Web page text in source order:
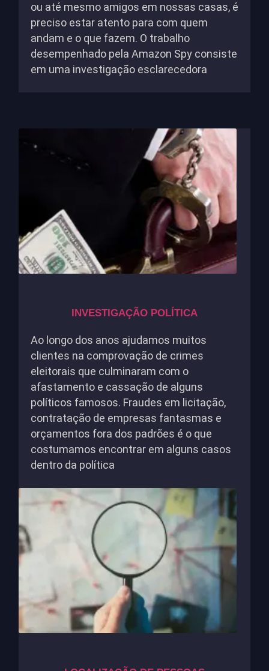
ou até mesmo amigos em nossas casas, é
preciso estar atento para com quem
andam e o que fazem. O trabalho
desempenhado pela Amazon Spy consiste
em uma investigação esclarecedora
INVESTIGAÇÃO POLÍTICA
Ao longo dos anos ajudamos muitos
clientes na comprovação de crimes
eleitorais que culminaram com o
afastamento e cassação de alguns
políticos famosos. Fraudes em licitação,
contratação de empresas fantasmas e
orçamentos fora dos padrões é o que
costumamos encontrar em alguns casos
dentro da política